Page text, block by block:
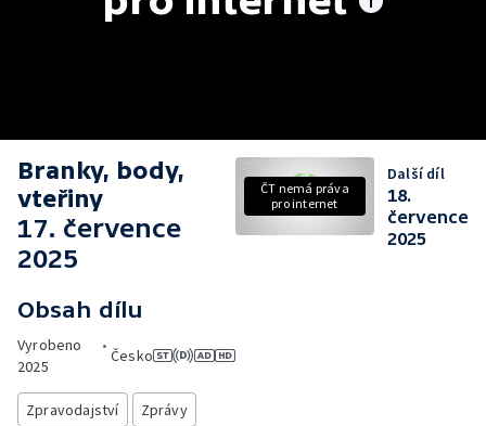
Branky, body,
vteřiny
17. července
2025
Obsah dílu
Vyrobeno
2025
•
Česko
Zpravodajství
Zprávy
ČT nemá práva
pro internet
Další díl
18.
července
2025